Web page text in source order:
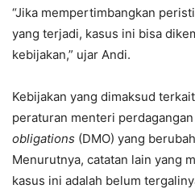
“Jika mempertimbangkan
yang terjadi, kasus ini bisa
kebijakan,” ujar Andi.
Kebijakan yang dimaksud
peraturan menteri
obligations (DMO) yang
Menurutnya, catatan lain yang
kasus ini adalah belum